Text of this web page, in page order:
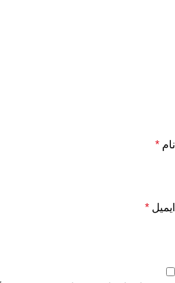
نام *
ایمیل *